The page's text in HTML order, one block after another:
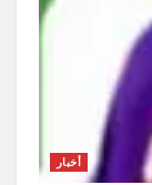
أخبار